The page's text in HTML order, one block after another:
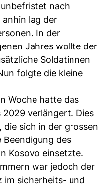
nach
anhin lag der
In der
Jahres wollte der
Soldatinnen
folgte die kleine
Woche hatte das
2029 verlängert. Dies
, die sich in der grossen
Beendigung des
Kosovo einsetzte.
war jedoch der
im sicherheits- und